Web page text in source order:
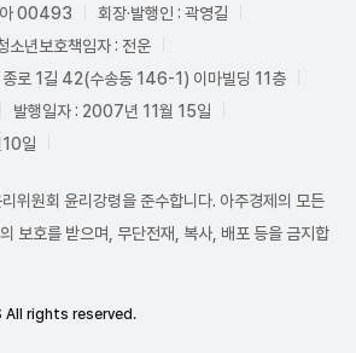
아 00493
회장·발행인 : 곽영길
소년보호책임자 : 전운
종로 1길 42(수송동 146-1) 이마빌딩 11층
발행일자 : 2007년 11월 15일
일
위원회 윤리강령을 준수합니다. 아주경제의 모든
보호를 받으며, 무단전재, 복사, 배포 등을 금지합
All rights reserved.